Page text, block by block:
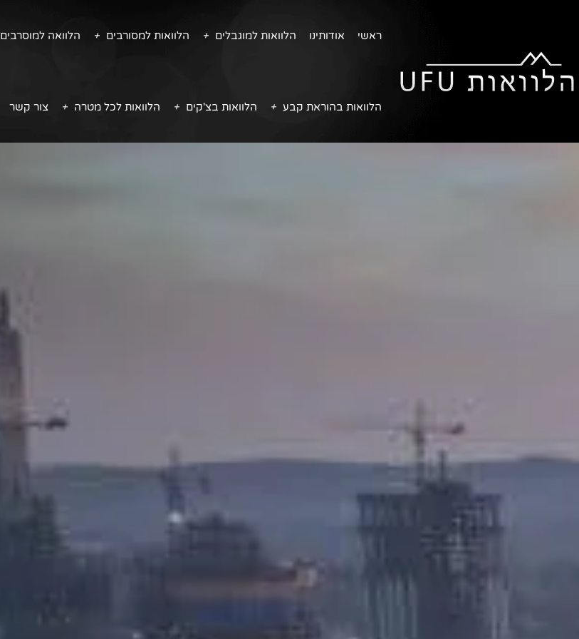
ראשי אודותינו הלוואות למוגבלים הלוואות למסורבים הלוואה למוסרבים
הלוואות בהוראת קבע הלוואות בצ'קים הלוואות לכל מטרה צור קשר